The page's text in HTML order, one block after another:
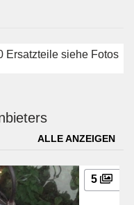
Ersatzteile siehe Fotos
ALLE ANZEIGEN
5